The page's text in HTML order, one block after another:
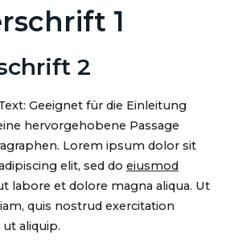
1
2
Geeignet für die Einleitung
hervorgehobene Passage
Lorem ipsum dolor sit
elit, sed do eiusmod
labore et dolore magna aliqua. Ut
quis nostrud exercitation
aliquip.